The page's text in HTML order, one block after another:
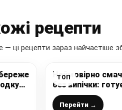
рецепти
ці рецепти зараз найчастіше
і
ТОП
Неймовірно
без випічки:
простих
що це так легко)
Перейти →